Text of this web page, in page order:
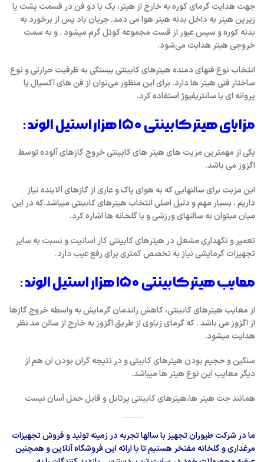
جهت هدایت گرمای کوره به خارج از هیتر، یک یا دو فن در قسمت پشت یا
زیرین هیتر به داخل بدنه هیتر هوا می دمد. جریان باد پس از برخورد به
بدنه کوره و سپس عبور از قست مجموعه کوئل گرم میشود . و به سمت
خروجی هیتر هدایت می‌شود.
انتخاب نوع فنهای دمنده هیترهای کابینتی ببستگی به ظرفیت حرارتی و نوع
ساختار فنی هیتر ها دارد. برای این منظور می‌توان از فن های آکسیال یا
پروانه ای یا سانتریفیوژ استفاده کرد.
مزایای هیتر کابینتی ۱۵۰ هزار استیل الوند :
یکی از مهمترین مزیت های هیتر های کابینتی خروج گازهای آلوده توسط
اگزوز می باشد.
این مزیت برای سالنهایی که به هوای پاک و عاری از گازهای آلاینده نیاز
داریم . بسیار مهم و دلیل اصلی انتخاب هیترهای کابینتی میباشد.که در این
میان میتوان به سالنهای ورزشی و یا گلخانه ها اشاره کرد.
تعمیر و نگهداری مشعل در هیترهای کابینتی کار آسانیت و نسبت به سایر
تجهیزات گرمایشی نیاز به تخصص کمتری برای رفع عیب دارد.
معایب هیتر کابینتی ۱۵۰ هزار استیل الوند :
از معایب هیترهای کابینتی، کاهش راندمان گرمایش به واسطه خروج گازها
از اگزوز می باشد . که گرمای زیاوی از طریق اگزوز به خارج از سالن مد نظر
هدایت میشود.
سنگین و حجیم بودن هیترهای کابیتی و در نتیجه گران بودن آن هم از
دیگر معایب این نوع هیتر ها میباشد.
همانند جت هیتر ها،هیترهای کابینتی پرتابل و قابل حمل آسان نیست
ما در شرکت طیوران تجهیز با سالها تجربه در زمینه تولید و فروش تجهیزات
مرغداری و گلخانه مفتخر هستیم تا با ارائه اینفروشگاه آنلاینو همچنین